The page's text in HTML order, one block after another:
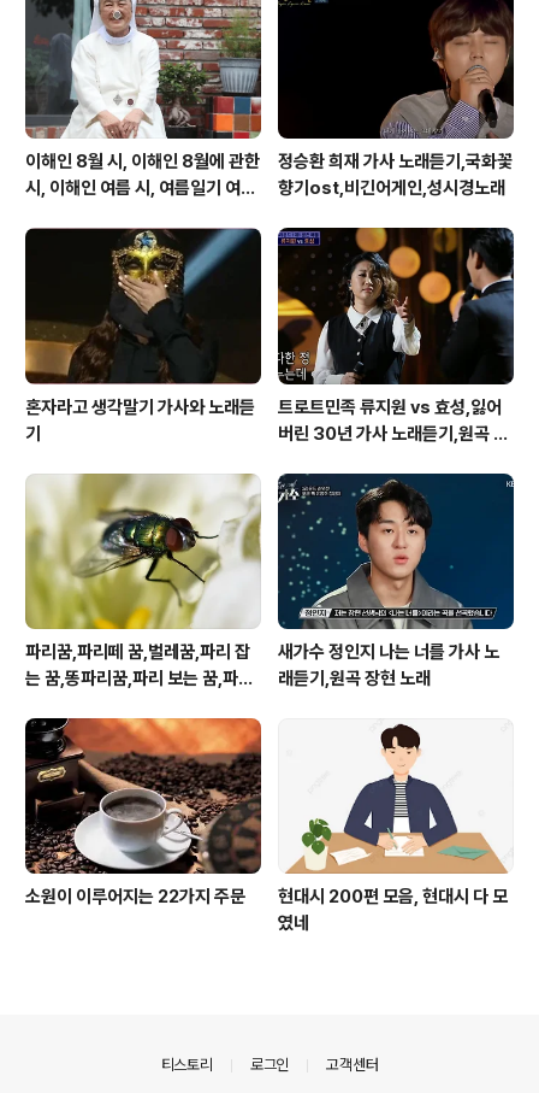
예정전남 영광군 한강달빛야시장2022.09.10~2022.1
0.23예정서울 서초구 7일간의 동행축제2022.09.01~2
022.0..
이해인 8월 시, 이해인 8월에 관한
시, 이해인 여름 시, 여름일기 여름
정승환 희재 가사 노래듣기,국화꽃
향기ost,비긴어게인,성시경노래
혼자라고 생각말기 가사와 노래듣
기
트로트민족 류지원 vs 효성,잃어
버린 30년 가사 노래듣기,원곡 설
파리꿈,파리떼 꿈,벌레꿈,파리 잡
는 꿈,똥파리꿈,파리 보는 꿈,파리
새가수 정인지 나는 너를 가사 노
래듣기,원곡 장현 노래
소원이 이루어지는 22가지 주문
현대시 200편 모음, 현대시 다 모
였네
티스토리 로그인 고객센터